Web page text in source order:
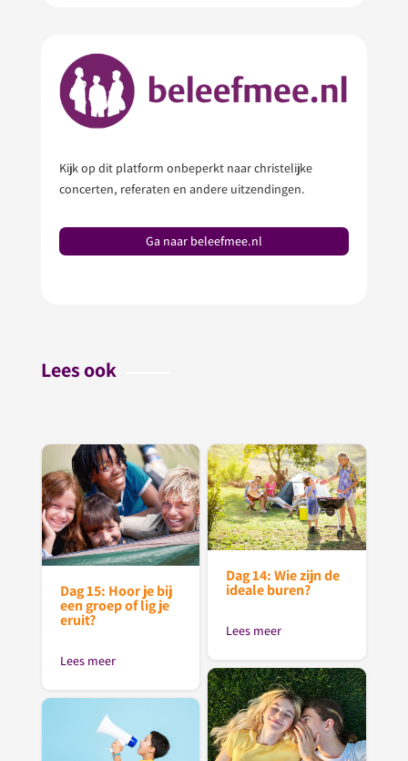
Kijk op dit platform onbeperkt naar christelijke
concerten, referaten en andere uitzendingen.
Ga naar beleefmee.nl
Lees ook
Dag 15: Hoor je bij
een groep of lig je
eruit?
Lees meer
Dag 14: Wie zijn de
ideale buren?
Lees meer